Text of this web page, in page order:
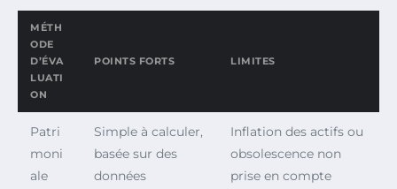
MÉTH
ODE
D’ÉVA
LUATI
ON
POINTS FORTS LIMITES
Patri
moni
ale
Simple à calculer,
basée sur des
données
Inflation des actifs ou
obsolescence non
prise en compte